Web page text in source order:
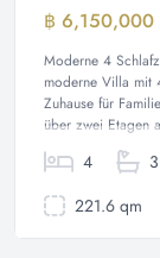
฿ 6,150,000
Moderne 4
moderne Villa mit
Zuhause für
über zwei Etagen
4 3
221.6 qm